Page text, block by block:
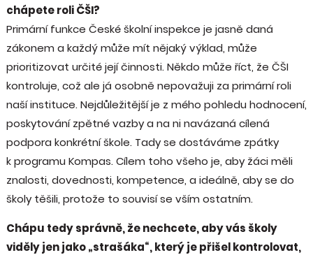
chápete roli ČŠI?
Primární funkce České školní inspekce je jasně daná
zákonem a každý může mít nějaký výklad, může
prioritizovat určité její činnosti. Někdo může říct, že ČŠI
kontroluje, což ale já osobně nepovažuji za primární roli
naší instituce. Nejdůležitější je z mého pohledu hodnocení,
poskytování zpětné vazby a na ni navázaná cílená
podpora konkrétní škole. Tady se dostáváme zpátky
k programu Kompas. Cílem toho všeho je, aby žáci měli
znalosti, dovednosti, kompetence, a ideálně, aby se do
školy těšili, protože to souvisí se vším ostatním.
Chápu tedy správně, že nechcete, aby vás školy
viděly jen jako „strašáka“, který je přišel kontrolovat,